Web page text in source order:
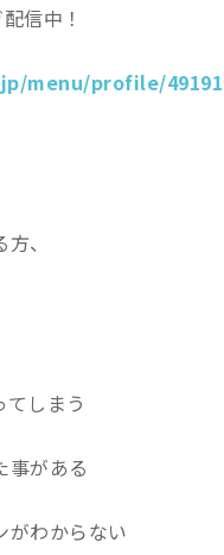
信中！
menu/profile/49191
、
てしまう
事がある
がわからない